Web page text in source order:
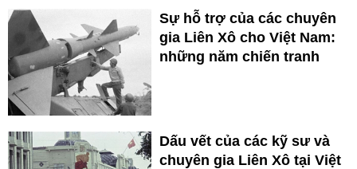
Sự hỗ trợ của các chuyên
gia Liên Xô cho Việt Nam:
những năm chiến tranh
Dấu vết của các kỹ sư và
chuyên gia Liên Xô tại Việt